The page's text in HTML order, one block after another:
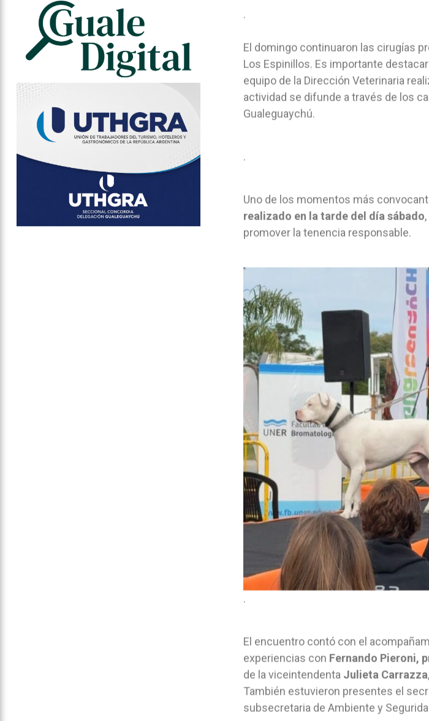
.
El domingo continuaron las cirugías
Los Espinillos. Es importante
equipo de la Dirección Veterinaria
actividad se difunde a través de los
Gualeguaychú.
.
Uno de los momentos más
realizado en la tarde del día sábado
promover la tenencia responsable.
.
El encuentro contó con el
experiencias con Fernando Pieroni,
de la viceintendenta Julieta Carrazza
También estuvieron presentes el
subsecretaria de Ambiente y